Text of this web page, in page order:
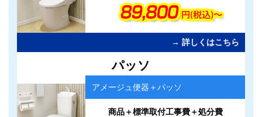
→ 詳しくはこちら
ン
ク
パッソ
アメージュ便器＋パッソ
商品＋標準取付工事費＋処分費